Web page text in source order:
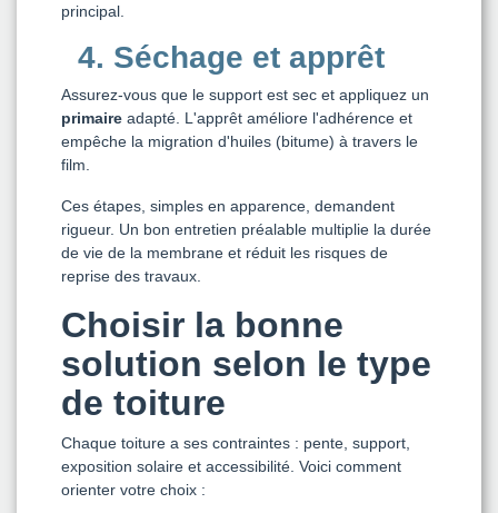
principal.
4. Séchage et apprêt
Assurez-vous que le support est sec et appliquez un
primaire adapté. L'apprêt améliore l'adhérence et
empêche la migration d'huiles (bitume) à travers le
film.
Ces étapes, simples en apparence, demandent
rigueur. Un bon entretien préalable multiplie la durée
de vie de la membrane et réduit les risques de
reprise des travaux.
Choisir la bonne
solution selon le type
de toiture
Chaque toiture a ses contraintes : pente, support,
exposition solaire et accessibilité. Voici comment
orienter votre choix :